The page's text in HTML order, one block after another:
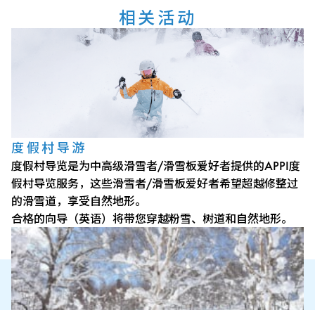
相关活动
度假村导游
度假村导览是为中高级滑雪者/滑雪板爱好者提供的APPI度
假村导览服务，这些滑雪者/滑雪板爱好者希望超越修整过
的滑雪道，享受自然地形。
合格的向导（英语）将带您穿越粉雪、树道和自然地形。